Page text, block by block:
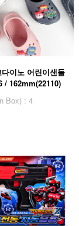
이노 어린이샌들
/ 162mm(22110)
Box) : 4